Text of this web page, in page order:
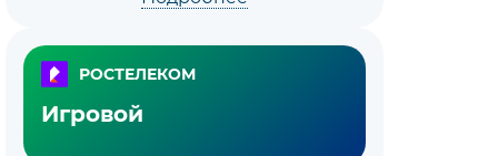
РОСТЕЛЕКОМ
Игровой